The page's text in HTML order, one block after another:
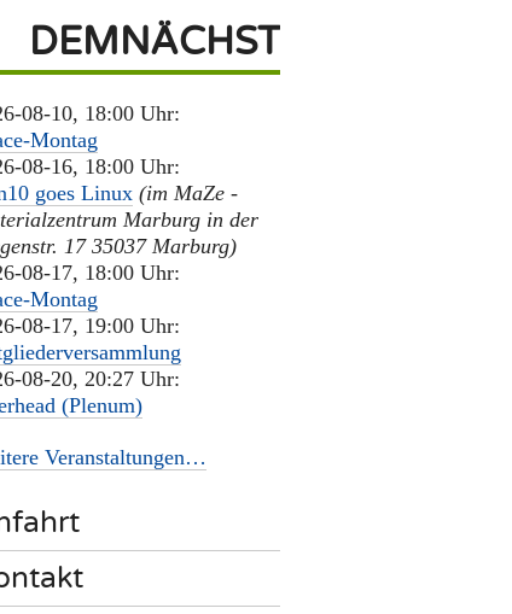
DEMNÄCHST
08-10, 18:00 Uhr:
Montag
08-16, 18:00 Uhr:
goes Linux (im MaZe -
Marburg in der
17 35037 Marburg)
08-17, 18:00 Uhr:
Montag
08-17, 19:00 Uhr:
08-20, 20:27 Uhr:
(Plenum)
Veranstaltungen…